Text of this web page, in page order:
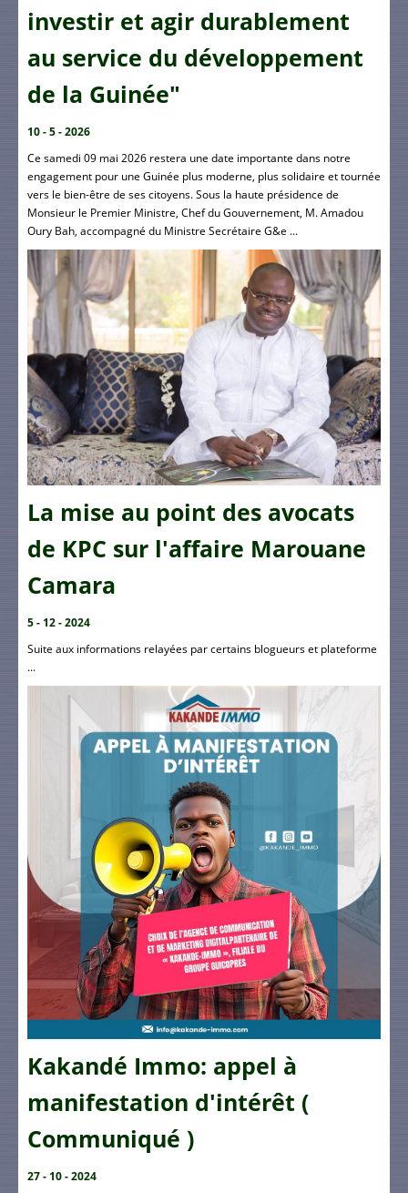
investir et agir durablement
au service du développement
de la Guinée"
10 - 5 - 2026
Ce samedi 09 mai 2026 restera une date importante dans notre
engagement pour une Guinée plus moderne, plus solidaire et tournée
vers le bien-être de ses citoyens. Sous la haute présidence de
Monsieur le Premier Ministre, Chef du Gouvernement, M. Amadou
Oury Bah, accompagné du Ministre Secrétaire G&e ...
La mise au point des avocats
de KPC sur l'affaire Marouane
Camara
5 - 12 - 2024
Suite aux informations relayées par certains blogueurs et plateforme
...
Kakandé Immo: appel à
manifestation d'intérêt (
Communiqué )
27 - 10 - 2024